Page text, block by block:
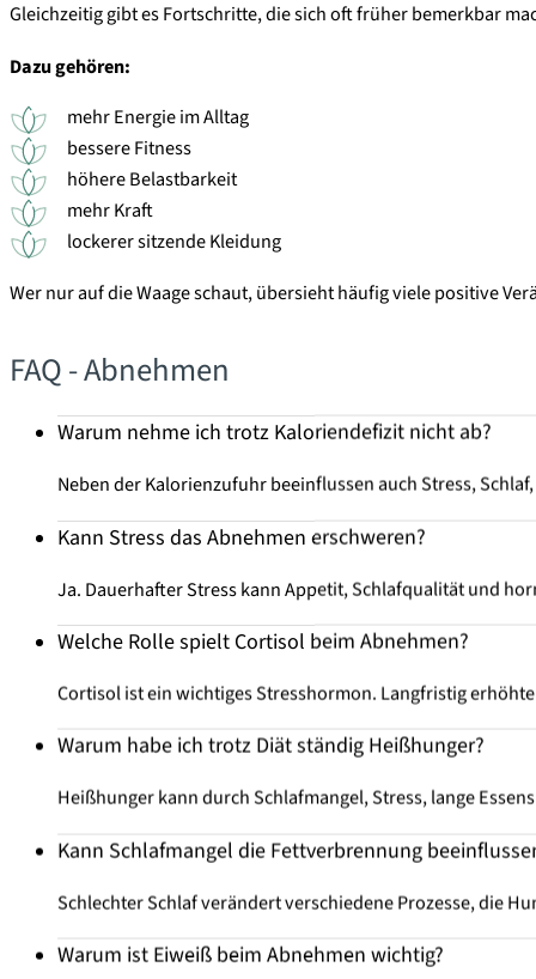
Gleichzeitig gibt es Fortschritte, die sich oft früher bemerkbar
Dazu gehören:
mehr Energie im Alltag
bessere Fitness
höhere Belastbarkeit
mehr Kraft
lockerer sitzende Kleidung
Wer nur auf die Waage schaut, übersieht häufig viele positive
FAQ - Abnehmen
Warum nehme ich trotz Kaloriendefizit nicht ab?
Neben der Kalorienzufuhr beeinflussen auch Stress,
Kann Stress das Abnehmen erschweren?
Ja. Dauerhafter Stress kann Appetit, Schlafqualität und
Welche Rolle spielt Cortisol beim Abnehmen?
Cortisolist ein wichtiges Stresshormon. Langfristig
Warum habe ich trotz Diät ständig Heißhunger?
Heißhunger kann durch Schlafmangel, Stress, lange
Kann Schlafmangel die Fettverbrennung
Schlechter Schlaf verändert verschiedene Prozesse, die
Warum ist Eiweiß beim Abnehmen wichtig?